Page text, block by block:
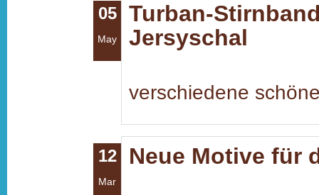
05
May
Turban-
Jersyschal
verschiedene
12
Mar
Neue Motive für